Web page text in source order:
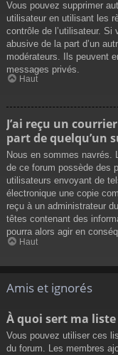
Vous pouvez supprimer
utilisateur en utilisant les
contrôle de l’utilisateur.
abusive de la part d’un
modérateurs. Ils peuvent
messages privés.
Haut
J’ai reçu un
part de quelqu’un
Nous en sommes navrés.
de ce forum possède des
utilisateurs envoyant de
électronique une copie
reçu à un administrateur
têtes contenant des
pourra alors agir en
Haut
Amis et ignorés
À quoi sert ma liste
Vous pouvez utiliser ces
du forum. Les membres